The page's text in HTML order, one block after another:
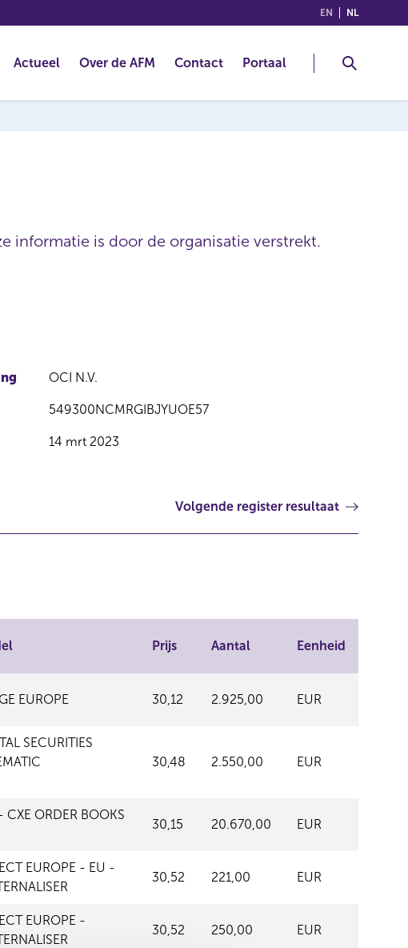
EN (ENGLISH)
NL
Actueel Over de AFM Contact Portaal
informatie is door de organisatie verstrekt.
OCI N.V.
549300NCMRGIBJYUOE57
14 mrt 2023
Volgende register resultaat
Prijs Aantal Eenheid
EUROPE 30,12 2.925,00 EUR
SECURITIES
30,48 2.550,00 EUR
CXE ORDER BOOKS
30,15 20.670,00 EUR
EUROPE - EU -
30,52 221,00 EUR
EUROPE -
30,52 250,00 EUR